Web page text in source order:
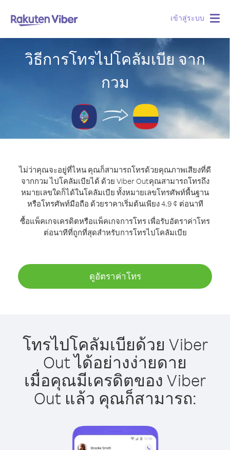
เข้าสู่ระบบ
วิธีการโทรไปโคลัมเบีย จาก
กวม
ไม่ว่าคุณจะอยู่ที่ไหน คุณก็สามารถโทรด้วยคุณภาพเสียงที่ดี
จากกวม ไปโคลัมเบียได้ ด้วย Viber Outคุณสามารถโทรถึง
หมายเลขใดก็ได้ในโคลัมเบีย ทั้งหมายเลขโทรศัพท์พื้นฐาน
หรือโทรศัพท์มือถือ ด้วยราคาเริ่มต้นเพียง 4.9 ¢ ต่อนาที
ซื้อแพ็คเกจเครดิตหรือแพ็คเกจการโทร เพื่อรับอัตราค่าโทร
ต่อนาทีที่ถูกที่สุดสำหรับการโทรไปโคลัมเบีย
ดูอัตราค่าโทร
โทรไปโคลัมเบียด้วย Viber
Out ได้อย่างง่ายดาย
เมื่อคุณมีเครดิตของ Viber
Out แล้ว คุณก็สามารถ: